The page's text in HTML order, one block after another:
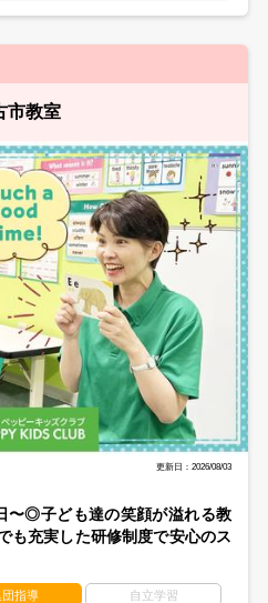
市教室
更新日：2026/08/03
〜◎子ども達の笑顔が溢れる教
も充実した研修制度で安心のス
団指導 自立学習